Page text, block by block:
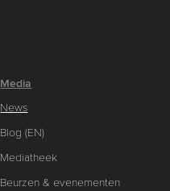
Media
News
Blog (EN)
Mediatheek
Beurzen & evenementen